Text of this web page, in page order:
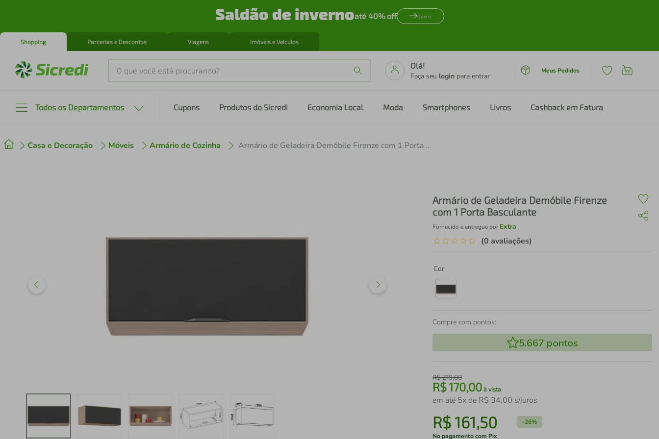
Saldão de invernoaté 40% off Quero
Shopping Parcerias e Descontos Viagens Imóveis e Veículos
O que você está procurando?
Olá!
Faça seu login para entrar
Meus Pedidos
Todos os Departamentos Cupons Produtos do Sicredi Economia Local Moda Smartphones Livros Cashback em Fatura
Casa e Decoração Móveis Armário de Cozinha Armário de Geladeira Demóbile Firenze com 1 Porta Basculante
Armário de Geladeira Demóbile Firenze
com 1 Porta Basculante
Fornecido e entregue por Extra
☆☆☆☆☆ (0 avaliações)
Cor
Compre com pontos:
5.667 pontos
R$219,00
R$170,00 à vista
em até 5x de R$ 34,00 s/juros
R$161,50 -26%
No pagamento com Pix
º cafeteira